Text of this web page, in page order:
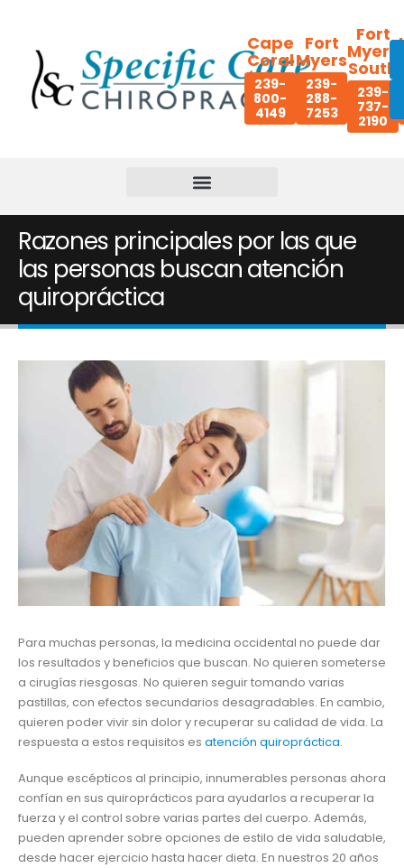
Cape
Coral
239-
800-
4149
Fort
Myers
239-
288-
7253
Fort
Myers
South
239-
737-
2190
Razones principales por las que
las personas buscan atención
quiropráctica
Para muchas personas, la medicina occidental no puede dar
los resultados y beneficios que buscan. No quieren someterse
a cirugías riesgosas. No quieren seguir tomando varias
pastillas, con efectos secundarios desagradables. En cambio,
quieren poder vivir sin dolor y recuperar su calidad de vida. La
respuesta a estos requisitos es atención quiropráctica.
Aunque escépticos al principio, innumerables personas ahora
confían en sus quiroprácticos para ayudarlos a recuperar la
fuerza y el control sobre varias partes del cuerpo. Además,
pueden aprender sobre opciones de estilo de vida saludable,
desde hacer ejercicio hasta hacer dieta. En nuestros 20 años